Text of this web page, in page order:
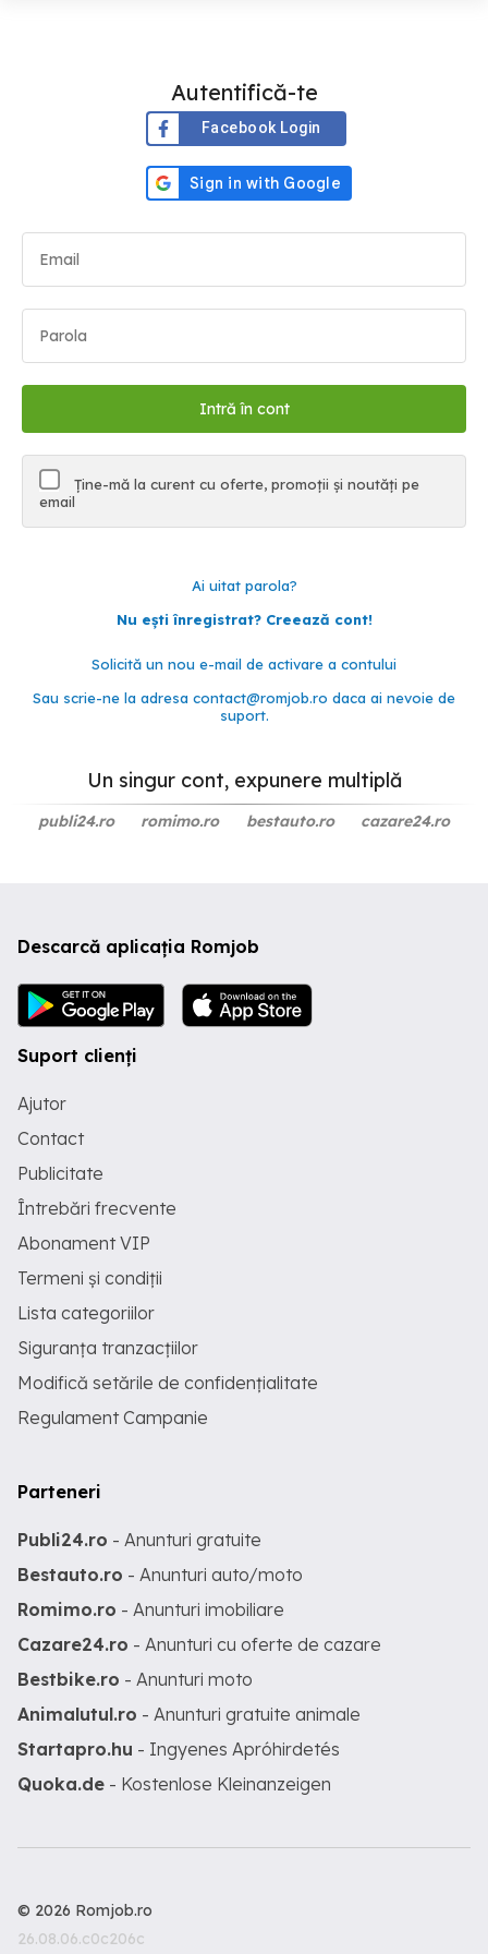
Autentifică-te
Facebook Login
Ține-mă la curent cu oferte, promoții și noutăți pe
email
Ai uitat parola?
Nu ești înregistrat? Creează cont!
Solicită un nou e-mail de activare a contului
Sau scrie-ne la adresa contact@romjob.ro daca ai nevoie de
suport.
Un singur cont, expunere multiplă
publi24.ro romimo.ro bestauto.ro cazare24.ro
Descarcă aplicația Romjob
Suport clienți
Ajutor
Contact
Publicitate
Întrebări frecvente
Abonament VIP
Termeni și condiții
Lista categoriilor
Siguranța tranzacțiilor
Modifică setările de confidențialitate
Regulament Campanie
Parteneri
Publi24.ro - Anunturi gratuite
Bestauto.ro - Anunturi auto/moto
Romimo.ro - Anunturi imobiliare
Cazare24.ro - Anunturi cu oferte de cazare
Bestbike.ro - Anunturi moto
Animalutul.ro - Anunturi gratuite animale
Startapro.hu - Ingyenes Apróhirdetés
Quoka.de - Kostenlose Kleinanzeigen
© 2026 Romjob.ro
26.08.06.c0c206c